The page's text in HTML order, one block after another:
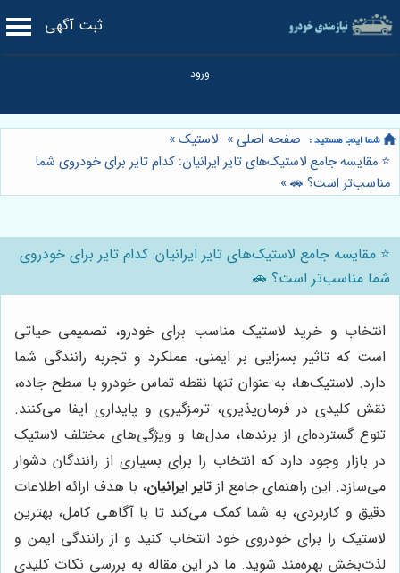
ثبت آگهی
صفحه اصلی » لاستیک»
⭐️ مقایسه جامع لاستیک‌های تایر ایرانیان: کدام تایر برای خودروی شما
مناسب‌تر است؟ 🚗»
⭐️ مقایسه جامع لاستیک‌های تایر ایرانیان: کدام تایر برای خودروی
شما مناسب‌تر است؟ 🚗
انتخاب و خرید لاستیک مناسب برای خودرو، تصمیمی حیاتی
است که تاثیر بسزایی بر ایمنی، عملکرد و تجربه رانندگی شما
دارد. لاستیک‌ها، به عنوان تنها نقطه تماس خودرو با سطح جاده،
نقش کلیدی در فرمان‌پذیری، ترمزگیری و پایداری ایفا می‌کنند.
تنوع گسترده‌ای از برندها، مدل‌ها و ویژگی‌های مختلف لاستیک
در بازار وجود دارد که انتخاب را برای بسیاری از رانندگان دشوار
می‌سازد. این راهنمای جامع از تایر ایرانیان، با هدف ارائه اطلاعات
دقیق و کاربردی، به شما کمک می‌کند تا با آگاهی کامل، بهترین
لاستیک را برای خودروی خود انتخاب کنید و از رانندگی ایمن و
لذت‌بخش بهره‌مند شوید. ما در این مقاله به بررسی نکات کلیدی